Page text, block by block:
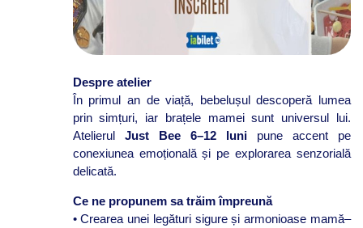
Despre atelier
În primul an de viață, bebelușul descoperă lumea
prin simțuri, iar brațele mamei sunt universul lui.
Atelierul Just Bee 6–12 lunipune accent pe
conexiunea emoțională și pe explorarea senzorială
delicată.
Ce ne propunem sa trăim împreună
• Crearea unei legături sigure și armonioase mamă–